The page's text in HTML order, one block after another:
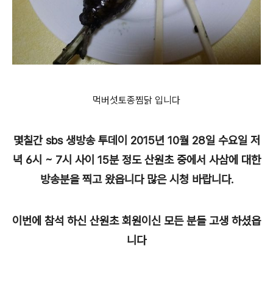
먹버섯토종찜닭 입니다
몇칠간 sbs 생방송 투데이 2015년 10월 28일 수요일 저
녁 6시 ~ 7시 사이 15분 정도 산원초 중에서 사삼에 대한
방송분을 찍고 왔읍니다 많은 시청 바랍니다.
이번에 참석 하신 산원초 회원이신 모든 분들 고생 하셨읍
니다